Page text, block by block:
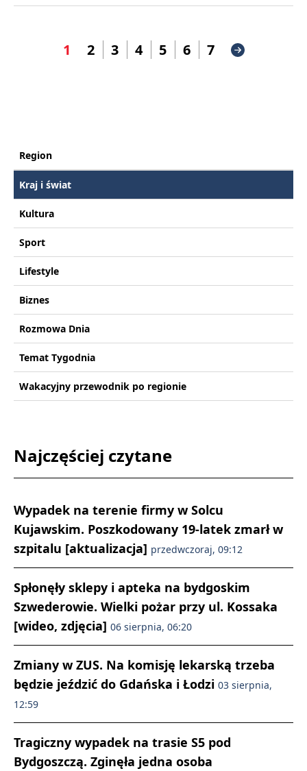
1 2 3 4 5 6 7
Region
Kraj i świat
Kultura
Sport
Lifestyle
Biznes
Rozmowa Dnia
Temat Tygodnia
Wakacyjny przewodnik po regionie
Najczęściej czytane
Wypadek na terenie firmy w Solcu
Kujawskim. Poszkodowany 19-latek zmarł w
szpitalu [aktualizacja] przedwczoraj, 09:12
Spłonęły sklepy i apteka na bydgoskim
Szwederowie. Wielki pożar przy ul. Kossaka
[wideo, zdjęcia] 06 sierpnia, 06:20
Zmiany w ZUS. Na komisję lekarską trzeba
będzie jeździć do Gdańska i Łodzi 03 sierpnia,
12:59
Tragiczny wypadek na trasie S5 pod
Bydgoszczą. Zginęła jedna osoba